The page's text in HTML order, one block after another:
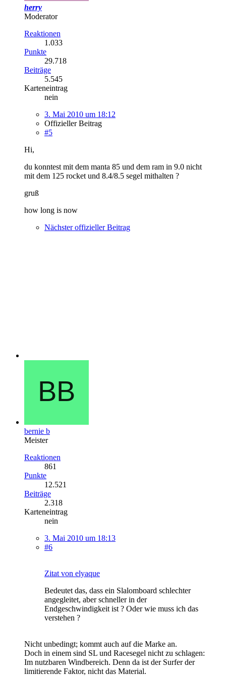
herry
Moderator
Reaktionen
1.033
Punkte
29.718
Beiträge
5.545
Karteneintrag
nein
3. Mai 2010 um 18:12
Offizieller Beitrag
#5
Hi,
du konntest mit dem manta 85 und dem ram in 9.0 nicht
mit dem 125 rocket und 8.4/8.5 segel mithalten ?
gruß
how long is now
Nächster offizieller Beitrag
bernie b
Meister
Reaktionen
861
Punkte
12.521
Beiträge
2.318
Karteneintrag
nein
3. Mai 2010 um 18:13
#6
Zitat von elyaque
Bedeutet das, dass ein Slalomboard schlechter
angegleitet, aber schneller in der
Endgeschwindigkeit ist ? Oder wie muss ich das
verstehen ?
Nicht unbedingt; kommt auch auf die Marke an.
Doch in einem sind SL und Racesegel nicht zu schlagen:
Im nutzbaren Windbereich. Denn da ist der Surfer der
limitierende Faktor, nicht das Material.